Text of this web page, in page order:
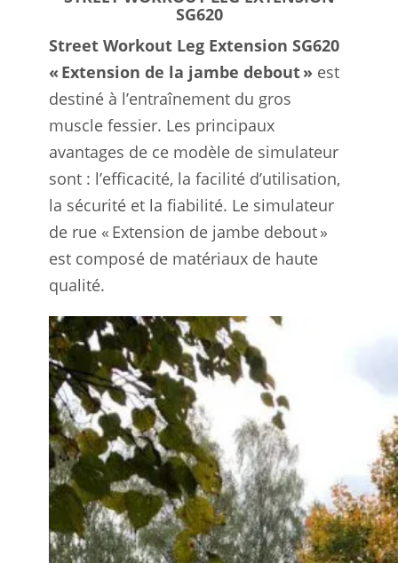
SG620
Street Workout Leg Extension SG620
« Extension de la jambe debout » est
destiné à l’entraînement du gros
muscle fessier. Les principaux
avantages de ce modèle de simulateur
sont : l’efficacité, la facilité d’utilisation,
la sécurité et la fiabilité. Le simulateur
de rue « Extension de jambe debout »
est composé de matériaux de haute
qualité.